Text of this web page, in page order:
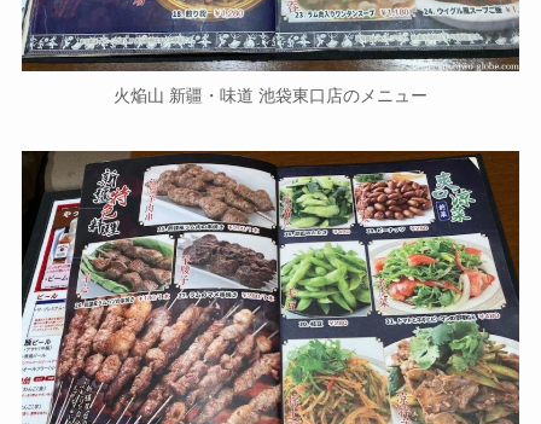
火焔山 新疆・味道 池袋東口店のメニュー